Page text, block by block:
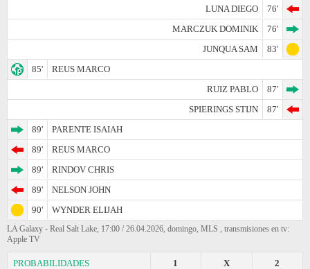
LUNA DIEGO
76'
MARCZUK DOMINIK
76'
JUNQUA SAM
83'
85'
REUS MARCO
RUIZ PABLO
87'
SPIERINGS STIJN
87'
89'
PARENTE ISAIAH
89'
REUS MARCO
89'
RINDOV CHRIS
89'
NELSON JOHN
90'
WYNDER ELIJAH
LA Galaxy - Real Salt Lake, 17:00 / 26.04.2026, domingo, MLS , transmisiones en tv:
Apple TV
PROBABILIDADES 2
X
1